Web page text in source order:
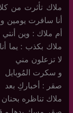
ملاك تأثرت من
أنا سافرت يومين
أم ملاك : وين
ملاك بكذب : يما
لا تزعلون مني
و سكرت المُوبايل
صقر : أخباركِ بعد
ملاك تناظره